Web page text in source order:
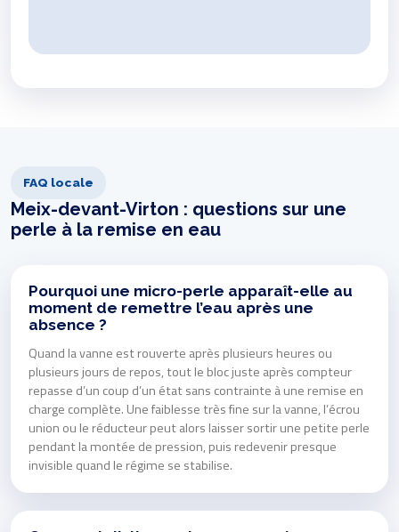
FAQ locale
Meix-devant-Virton : questions sur une
perle à la remise en eau
Pourquoi une micro-perle apparaît-elle au
moment de remettre l’eau après une
absence ?
Quand la vanne est rouverte après plusieurs heures ou
plusieurs jours de repos, tout le bloc juste après compteur
repasse d’un coup d’un état sans contrainte à une remise en
charge complète. Une faiblesse très fine sur la vanne, l’écrou
union ou le réducteur peut alors laisser sortir une petite perle
pendant la montée de pression, puis redevenir presque
invisible quand le régime se stabilise.